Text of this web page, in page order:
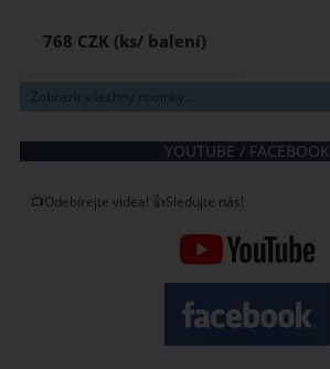
768 CZK
Zobrazit všechny novinky ...
YOUTUBE / FACEBOOK
📺Odebírejte videa! 👍Sledujte nás!